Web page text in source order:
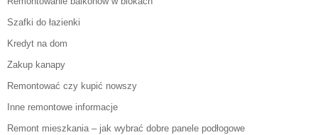
Szafki do łazienki
Kredyt na dom
Zakup kanapy
Remontować czy kupić nowszy
Inne remontowe informacje
Remont mieszkania – jak wybrać dobre panele podłogowe